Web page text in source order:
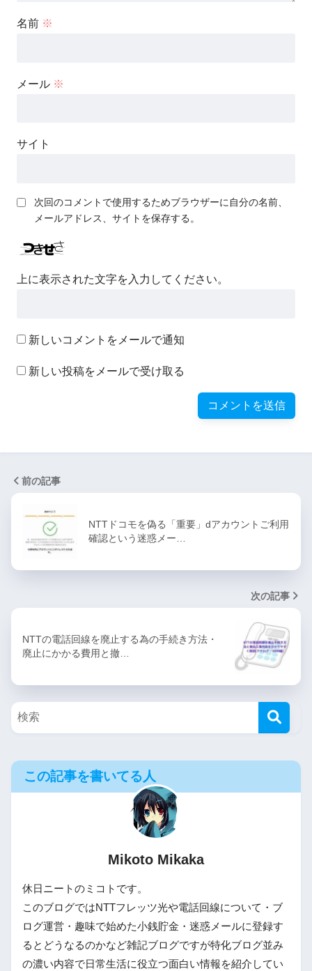
名前 ※
メール ※
サイト
次回のコメントで使用するためブラウザーに自分の名前、
メールアドレス、サイトを保存する。
上に表示された文字を入力してください。
新しいコメントをメールで通知
新しい投稿をメールで受け取る
前の記事
NTTドコモを偽る「重要」dアカウントご利用
確認という迷惑メー…
次の記事
NTTの電話回線を廃止する為の手続き方法・
廃止にかかる費用と撤…
この記事を書いてる人
Mikoto Mikaka
休日ニートのミコトです。
このブログではNTTフレッツ光や電話回線について・ブ
ログ運営・趣味で始めた小銭貯金・迷惑メールに登録す
るとどうなるのかなど雑記ブログですが特化ブログ並み
の濃い内容で日常生活に役立つ面白い情報を紹介してい